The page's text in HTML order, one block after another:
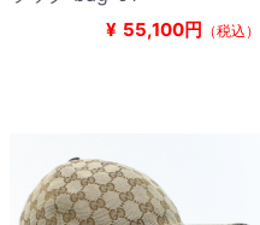
¥ 55,100円 （税込）